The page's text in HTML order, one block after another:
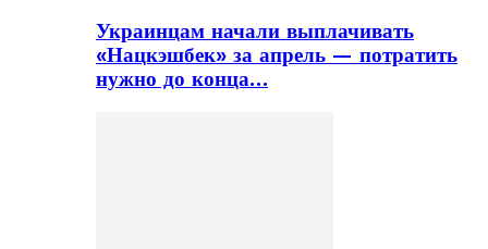
Украинцам начали выплачивать
«Нацкэшбек» за апрель — потратить
нужно до конца…